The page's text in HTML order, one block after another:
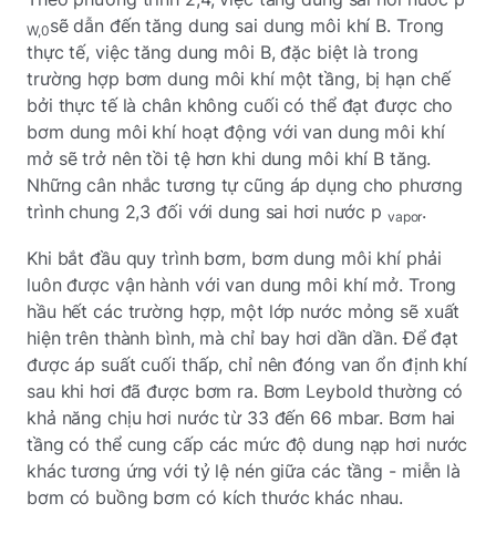
W,0sẽ dẫn đến tăng dung sai dung môi khí B. Trong
thực tế, việc tăng dung môi B, đặc biệt là trong
trường hợp bơm dung môi khí một tầng, bị hạn chế
bởi thực tế là chân không cuối có thể đạt được cho
bơm dung môi khí hoạt động với van dung môi khí
mở sẽ trở nên tồi tệ hơn khi dung môi khí B tăng.
Những cân nhắc tương tự cũng áp dụng cho phương
trình chung 2,3 đối với dung sai hơi nước p vapor.
Khi bắt đầu quy trình bơm, bơm dung môi khí phải
luôn được vận hành với van dung môi khí mở. Trong
hầu hết các trường hợp, một lớp nước mỏng sẽ xuất
hiện trên thành bình, mà chỉ bay hơi dần dần. Để đạt
được áp suất cuối thấp, chỉ nên đóng van ổn định khí
sau khi hơi đã được bơm ra. Bơm Leybold thường có
khả năng chịu hơi nước từ 33 đến 66 mbar. Bơm hai
tầng có thể cung cấp các mức độ dung nạp hơi nước
khác tương ứng với tỷ lệ nén giữa các tầng - miễn là
bơm có buồng bơm có kích thước khác nhau.